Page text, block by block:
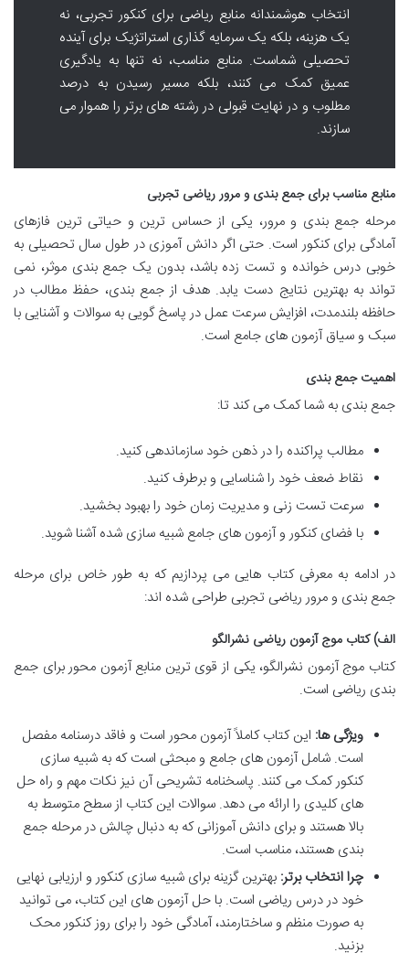
انتخاب هوشمندانه منابع ریاضی برای کنکور تجربی، نه
یک هزینه، بلکه یک سرمایه گذاری استراتژیک برای آینده
تحصیلی شماست. منابع مناسب، نه تنها به یادگیری
عمیق کمک می کنند، بلکه مسیر رسیدن به درصد
مطلوب و در نهایت قبولی در رشته های برتر را هموار می
سازند.
منابع مناسب برای جمع بندی و مرور ریاضی تجربی
مرحله جمع بندی و مرور، یکی از حساس ترین و حیاتی ترین فازهای
آمادگی برای کنکور است. حتی اگر دانش آموزی در طول سال تحصیلی به
خوبی درس خوانده و تست زده باشد، بدون یک جمع بندی موثر، نمی
تواند به بهترین نتایج دست یابد. هدف از جمع بندی، حفظ مطالب در
حافظه بلندمدت، افزایش سرعت عمل در پاسخ گویی به سوالات و آشنایی با
سبک و سیاق آزمون های جامع است.
اهمیت جمع بندی
جمع بندی به شما کمک می کند تا:
مطالب پراکنده را در ذهن خود سازماندهی کنید.
نقاط ضعف خود را شناسایی و برطرف کنید.
سرعت تست زنی و مدیریت زمان خود را بهبود بخشید.
با فضای کنکور و آزمون های جامع شبیه سازی شده آشنا شوید.
در ادامه به معرفی کتاب هایی می پردازیم که به طور خاص برای مرحله
جمع بندی و مرور ریاضی تجربی طراحی شده اند:
الف) کتاب موج آزمون ریاضی نشرالگو
کتاب موج آزمون نشرالگو، یکی از قوی ترین منابع آزمون محور برای جمع
بندی ریاضی است.
ویژگی ها: این کتاب کاملاً آزمون محور است و فاقد درسنامه مفصل
است. شامل آزمون های جامع و مبحثی است که به شبیه سازی
کنکور کمک می کنند. پاسخنامه تشریحی آن نیز نکات مهم و راه حل
های کلیدی را ارائه می دهد. سوالات این کتاب از سطح متوسط به
بالا هستند و برای دانش آموزانی که به دنبال چالش در مرحله جمع
بندی هستند، مناسب است.
چرا انتخاب برتر: بهترین گزینه برای شبیه سازی کنکور و ارزیابی نهایی
خود در درس ریاضی است. با حل آزمون های این کتاب، می توانید
به صورت منظم و ساختارمند، آمادگی خود را برای روز کنکور محک
بزنید.